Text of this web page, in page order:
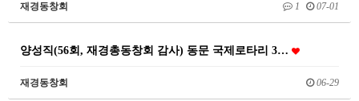
재경동창회 1 07-01
양성직(56회, 재경총동창회 감사) 동문 국제로타리 3…
재경동창회 06-29